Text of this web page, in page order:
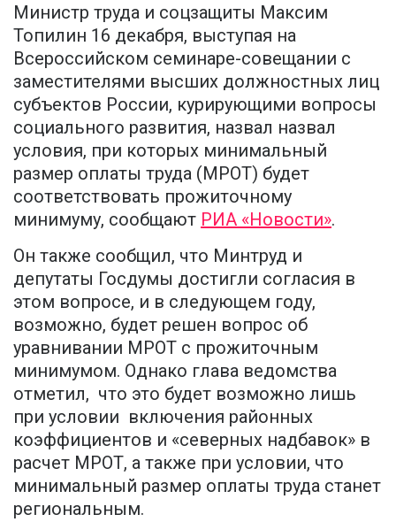
Министр труда и соцзащиты Максим
Топилин 16 декабря, выступая на
Всероссийском семинаре-совещании с
заместителями высших должностных лиц
субъектов России, курирующими вопросы
социального развития, назвал назвал
условия, при которых минимальный
размер оплаты труда (МРОТ) будет
соответствовать прожиточному
минимуму, сообщают РИА «Новости».
Он также сообщил, что Минтруд и
депутаты Госдумы достигли согласия в
этом вопросе, и в следующем году,
возможно, будет решен вопрос об
уравнивании МРОТ с прожиточным
минимумом. Однако глава ведомства
отметил, что это будет возможно лишь
при условии включения районных
коэффициентов и «северных надбавок» в
расчет МРОТ, а также при условии, что
минимальный размер оплаты труда станет
региональным.